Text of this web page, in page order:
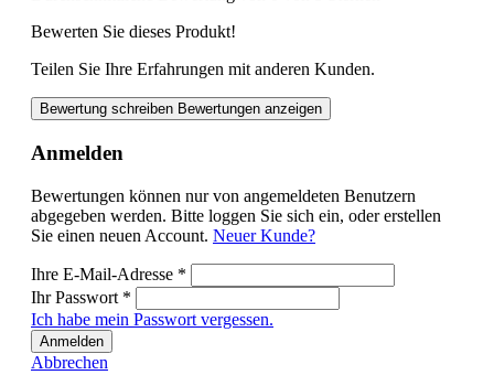
Bewerten Sie dieses Produkt!
Teilen Sie Ihre Erfahrungen mit anderen Kunden.
Bewertung schreiben Bewertungen anzeigen
Anmelden
Bewertungen können nur von angemeldeten Benutzern
abgegeben werden. Bitte loggen Sie sich ein, oder erstellen
Sie einen neuen Account. Neuer Kunde?
Ihre E-Mail-Adresse *
Ihr Passwort *
Ich habe mein Passwort vergessen.
Anmelden
Abbrechen